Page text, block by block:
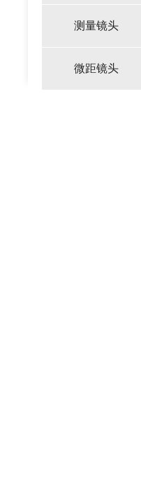
测量镜头
微距镜头